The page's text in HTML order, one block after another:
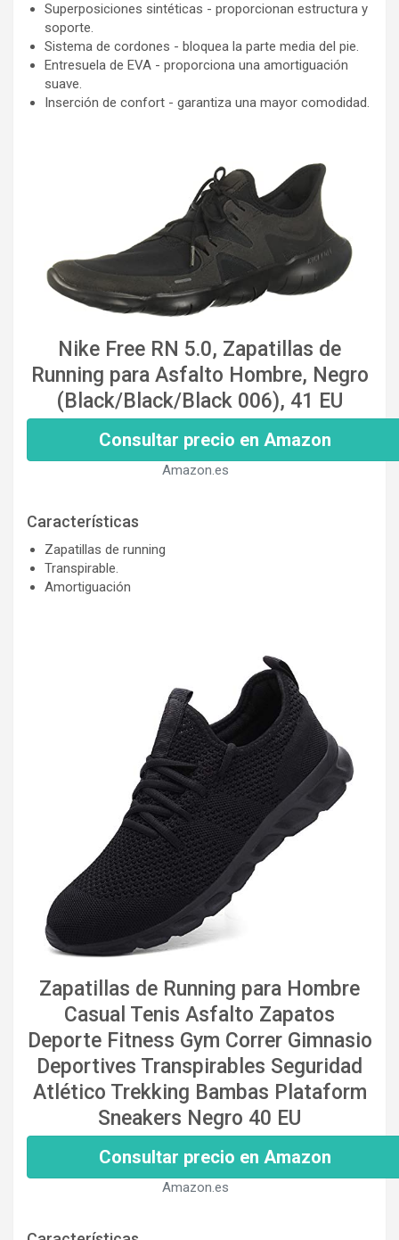
Superposiciones sintéticas - proporcionan estructura y
soporte.
Sistema de cordones - bloquea la parte media del pie.
Entresuela de EVA - proporciona una amortiguación
suave.
Inserción de confort - garantiza una mayor comodidad.
Nike Free RN 5.0, Zapatillas de
Running para Asfalto Hombre, Negro
(Black/Black/Black 006), 41 EU
Consultar precio en Amazon
Amazon.es
Características
Zapatillas de running
Transpirable.
Amortiguación
Zapatillas de Running para Hombre
Casual Tenis Asfalto Zapatos
Deporte Fitness Gym Correr Gimnasio
Deportives Transpirables Seguridad
Atlético Trekking Bambas Plataform
Sneakers Negro 40 EU
Consultar precio en Amazon
Amazon.es